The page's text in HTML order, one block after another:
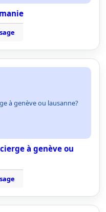
à genève ou lausanne?
à genève ou